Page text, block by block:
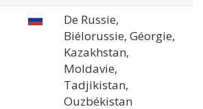
De Russie,
Biélorussie, Géorgie,
Kazakhstan,
Moldavie,
Tadjikistan,
Ouzbékistan